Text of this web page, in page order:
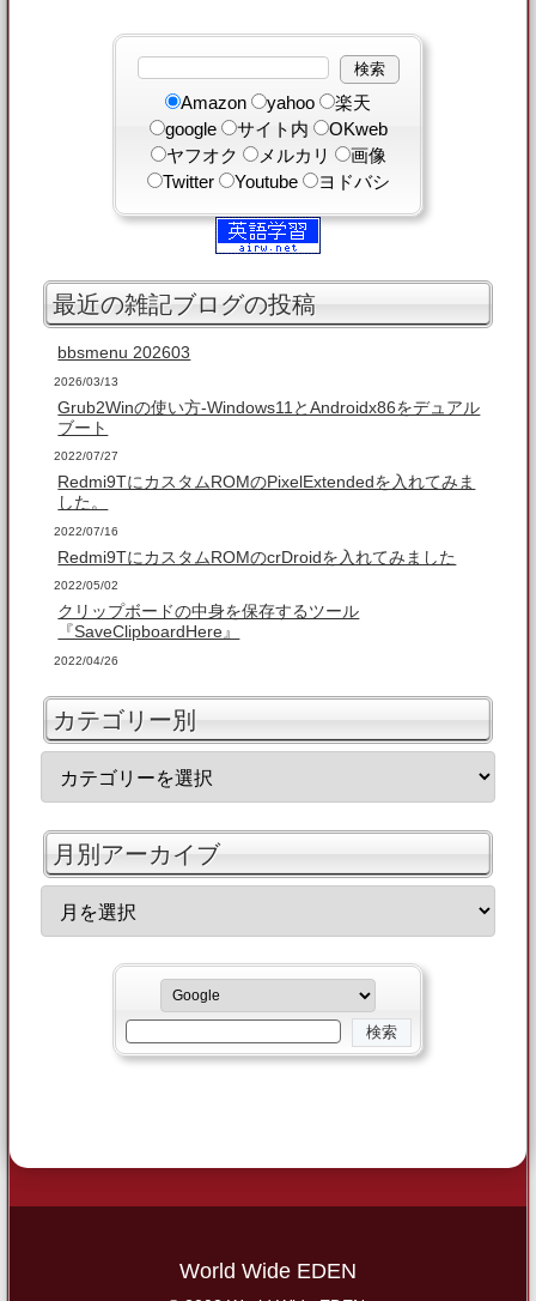
Amazon yahoo
楽天
google
サイト内
OKweb
ヤフオク
メルカリ
画像
Twitter
Youtube ヨドバシ
最近の雑記ブログの投稿
bbsmenu 202603
2026/03/13
Grub2Winの使い方-Windows11とAndroidx86をデュアル
ブート
2022/07/27
Redmi9TにカスタムROMのPixelExtendedを入れてみま
した。
2022/07/16
Redmi9TにカスタムROMのcrDroidを入れてみました
2022/05/02
クリップボードの中身を保存するツール
『SaveClipboardHere』
2022/04/26
カテゴリー別
月別アーカイブ
World Wide EDEN